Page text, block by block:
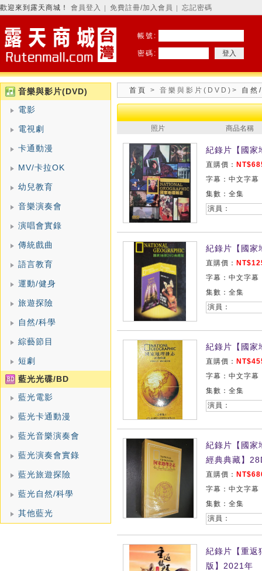
歡迎來到露天商城！ 會員登入 免費註冊/加入會員 忘記密碼
帳號:
密碼:
音樂與影片(DVD)
電影
電視劇
卡通動漫
MV/卡拉OK
幼兒教育
音樂演奏會
演唱會實錄
傳統戲曲
語言教育
運動/健身
旅遊探險
自然/科學
綜藝節目
短劇
藍光光碟/BD
藍光電影
藍光卡通動漫
藍光音樂演奏會
藍光演奏會實錄
藍光旅遊探險
藍光自然/科學
其他藍光
首頁 > 音樂與影片(DVD) > 自然
照片 商品名稱
紀錄片【國家
直購價：
字幕：中文字幕
集數：全集
演員：
紀錄片【國家
直購價：
字幕：中文字幕
集數：全集
演員：
紀錄片【國家
直購價：
字幕：中文字幕
集數：全集
演員：
紀錄片【國家
經典典藏】
直購價：
字幕：中文字幕
集數：全集
演員：
紀錄片【重返
版】2021年